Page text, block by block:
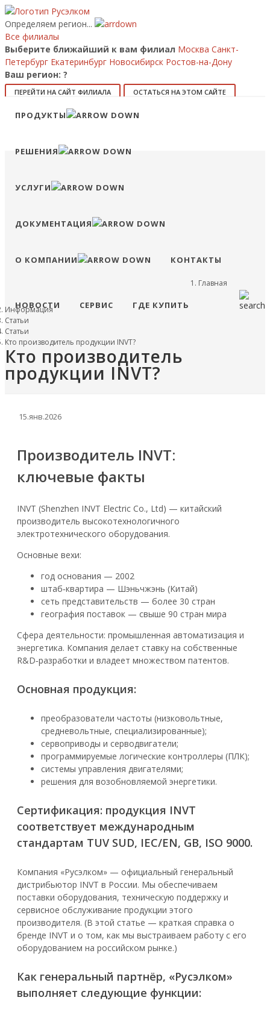
Определяем регион...
Все филиалы
Выберите ближайший к вам филиал Москва Санкт-
Петербург Екатеринбург Новосибирск Ростов-на-Дону
Ваш регион: ?
ПЕРЕЙТИ НА САЙТ ФИЛИАЛА ОСТАТЬСЯ НА ЭТОМ САЙТЕ
Сравнение
ПРОДУКТЫ
РЕШЕНИЯ
УСЛУГИ
ДОКУМЕНТАЦИЯ
О КОМПАНИИ КОНТАКТЫ
НОВОСТИ СЕРВИС ГДЕ КУПИТЬ
Главная
Информация
Статьи
Статьи
Кто производитель продукции INVT?
Кто производитель
продукции INVT?
15.янв.2026
Производитель INVT:
ключевые факты
INVT (Shenzhen INVT Electric Co., Ltd) — китайский
производитель высокотехнологичного
электротехнического оборудования.
Основные вехи:
год основания — 2002
штаб‑квартира — Шэньчжэнь (Китай)
сеть представительств — более 30 стран
география поставок — свыше 90 стран мира
Сфера деятельности: промышленная автоматизация и
энергетика. Компания делает ставку на собственные
R&D‑разработки и владеет множеством патентов.
Основная продукция:
преобразователи частоты (низковольтные,
средневольтные, специализированные);
сервоприводы и серводвигатели;
программируемые логические контроллеры (ПЛК);
системы управления двигателями;
решения для возобновляемой энергетики.
Сертификация: продукция INVT
соответствует международным
стандартам TUV SUD, IEC/EN, GB, ISO 9000.
Компания «Русэлком» — официальный генеральный
дистрибьютор INVT в России. Мы обеспечиваем
поставки оборудования, техническую поддержку и
сервисное обслуживание продукции этого
производителя. (В этой статье — краткая справка о
бренде INVT и о том, как мы выстраиваем работу с его
оборудованием на российском рынке.)
Как генеральный партнёр, «Русэлком»
выполняет следующие функции: